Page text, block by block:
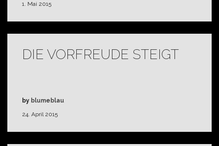
1. Mai 2015
DIE VORFREUDE STEIGT
24. April 2015
by blumeblau